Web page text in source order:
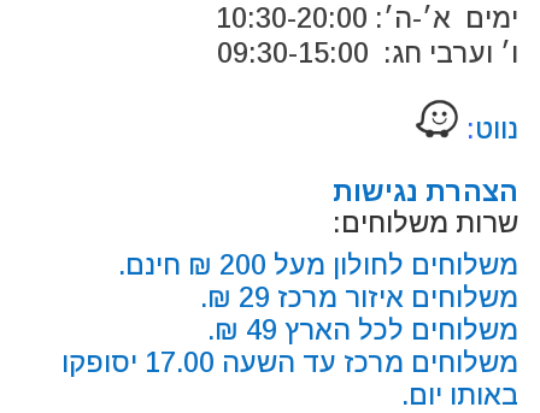
ימים א׳-ה׳: 10:30-20:00
ו׳ וערבי חג: 09:30-15:00
נווט:
הצהרת נגישות
שרות משלוחים:
משלוחים לחולון מעל 200 ₪ חינם.
משלוחים איזור מרכז 29 ₪.
משלוחים לכל הארץ 49 ₪.
משלוחים מרכז עד השעה 17.00 יסופקו
באותו יום.